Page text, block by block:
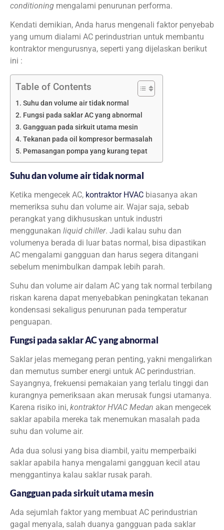
conditioning mengalami penurunan performa.
Kendati demikian, Anda harus mengenali faktor penyebab
yang umum dialami AC perindustrian untuk membantu
kontraktor mengurusnya, seperti yang dijelaskan berikut
ini :
Table of Contents
Suhu dan volume air tidak normal
Fungsi pada saklar AC yang abnormal
Gangguan pada sirkuit utama mesin
Tekanan pada oil kompresor bermasalah
Pemasangan pompa yang kurang tepat
Suhu dan volume air tidak normal
Ketika mengecek AC, kontraktor HVAC biasanya akan
memeriksa suhu dan volume air. Wajar saja, sebab
perangkat yang dikhususkan untuk industri
menggunakan liquid chiller. Jadi kalau suhu dan
volumenya berada di luar batas normal, bisa dipastikan
AC mengalami gangguan dan harus segera ditangani
sebelum menimbulkan dampak lebih parah.
Suhu dan volume air dalam AC yang tak normal terbilang
riskan karena dapat menyebabkan peningkatan tekanan
kondensasi sekaligus penurunan pada temperatur
penguapan.
Fungsi pada saklar AC yang abnormal
Saklar jelas memegang peran penting, yakni mengalirkan
dan memutus sumber energi untuk AC perindustrian.
Sayangnya, frekuensi pemakaian yang terlalu tinggi dan
kurangnya pemeriksaan akan merusak fungsi utamanya.
Karena risiko ini, kontraktor HVAC Medan akan mengecek
saklar apabila mereka tak menemukan masalah pada
suhu dan volume air.
Ada dua solusi yang bisa diambil, yaitu memperbaiki
saklar apabila hanya mengalami gangguan kecil atau
menggantinya kalau saklar rusak parah.
Gangguan pada sirkuit utama mesin
Ada sejumlah faktor yang membuat AC perindustrian
gagal menyala, salah duanya gangguan pada saklar